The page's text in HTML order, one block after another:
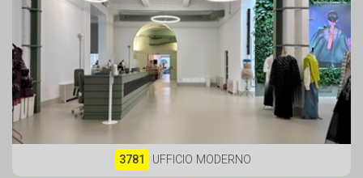
3781 UFFICIO MODERNO